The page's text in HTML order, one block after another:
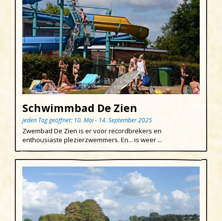
Schwimmbad De Zien
jeden Tag geöffnet: 10. Mai - 14. September 2025
Zwembad De Zien is er voor recordbrekers en
enthousiaste plezierzwemmers. En... is weer ...